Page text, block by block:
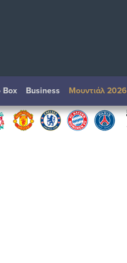
Box Βusiness Μουντιάλ 2026